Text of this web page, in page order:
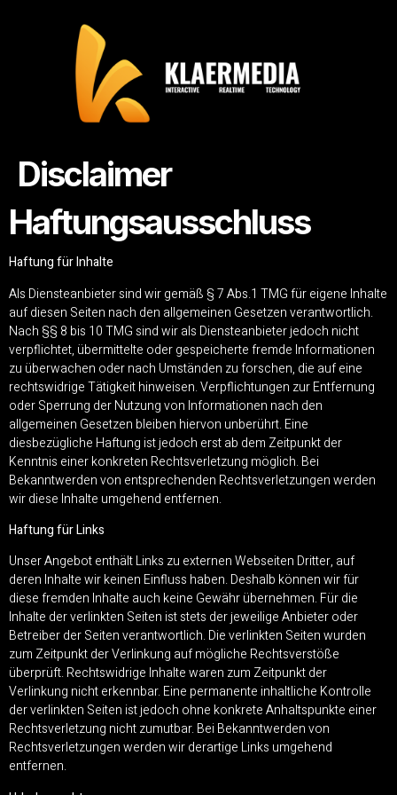
Disclaimer
Haftungsausschluss
Haftung für Inhalte
Als Diensteanbieter sind wir gemäß § 7 Abs.1 TMG für eigene Inhalte
auf diesen Seiten nach den allgemeinen Gesetzen verantwortlich.
Nach §§ 8 bis 10 TMG sind wir als Diensteanbieter jedoch nicht
verpflichtet, übermittelte oder gespeicherte fremde Informationen
zu überwachen oder nach Umständen zu forschen, die auf eine
rechtswidrige Tätigkeit hinweisen. Verpflichtungen zur Entfernung
oder Sperrung der Nutzung von Informationen nach den
allgemeinen Gesetzen bleiben hiervon unberührt. Eine
diesbezügliche Haftung ist jedoch erst ab dem Zeitpunkt der
Kenntnis einer konkreten Rechtsverletzung möglich. Bei
Bekanntwerden von entsprechenden Rechtsverletzungen werden
wir diese Inhalte umgehend entfernen.
Haftung für Links
Unser Angebot enthält Links zu externen Webseiten Dritter, auf
deren Inhalte wir keinen Einfluss haben. Deshalb können wir für
diese fremden Inhalte auch keine Gewähr übernehmen. Für die
Inhalte der verlinkten Seiten ist stets der jeweilige Anbieter oder
Betreiber der Seiten verantwortlich. Die verlinkten Seiten wurden
zum Zeitpunkt der Verlinkung auf mögliche Rechtsverstöße
überprüft. Rechtswidrige Inhalte waren zum Zeitpunkt der
Verlinkung nicht erkennbar. Eine permanente inhaltliche Kontrolle
der verlinkten Seiten ist jedoch ohne konkrete Anhaltspunkte einer
Rechtsverletzung nicht zumutbar. Bei Bekanntwerden von
Rechtsverletzungen werden wir derartige Links umgehend
entfernen.